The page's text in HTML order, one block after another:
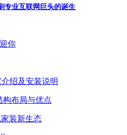
专业互联网巨头的诞生
你
绍及安装说明
构布局与优点
装新生态